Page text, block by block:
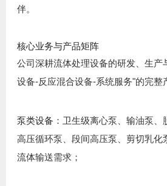
伴。
核心业务与产品矩阵
公司深耕流体处理设备的研发、生产
设备-反应混合设备-系统服务"的完整
泵类设备 ：卫生级离心泵、输油泵
高压循环泵、段间高压泵、剪切乳化
流体输送需求；